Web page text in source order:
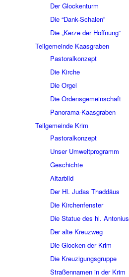
Der Glockenturm
Die “Dank-Schalen”
Die „Kerze der Hoffnung“
Teilgemeinde Kaasgraben
Pastoralkonzept
Die Kirche
Die Orgel
Die Ordensgemeinschaft
Panorama-Kaasgraben
Teilgemeinde Krim
Pastoralkonzept
Unser Umweltprogramm
Geschichte
Altarbild
Der Hl. Judas Thaddäus
Die Kirchenfenster
Die Statue des hl. Antonius
Der alte Kreuzweg
Die Glocken der Krim
Die Kreuzigungsgruppe
Straßennamen in der Krim